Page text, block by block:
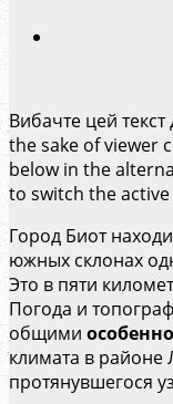
Вибачте цей текст
the sake of viewer
below in the
to switch the active
Город Биот
южных склонах
Это в пяти
Погода и
общими
климата в районе
протянувшегося